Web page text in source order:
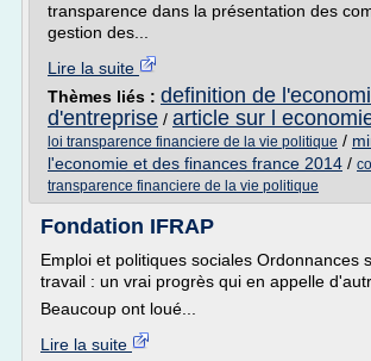
transparence dans la présentation des
gestion des...
Lire la suite
Thèmes liés : definition de
d'entreprise / article sur l
loi transparence financiere de la vie politique /
l'economie et des finances france 2014 /
transparence financiere de la vie politique
Fondation IFRAP
Emploi et politiques sociales Ordonnances
travail : un vrai progrès qui en appelle
Beaucoup ont loué...
Lire la suite